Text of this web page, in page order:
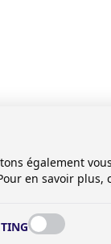
également
en savoir plus,